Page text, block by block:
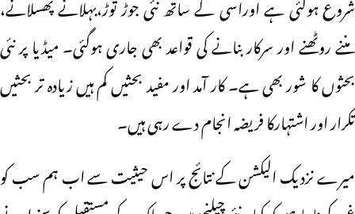
مننے روٹھنے اور سرکار بنانے کی قواعد بھی جاری ہوگئی۔ میڈیا پر نئی
بحثوں کا شور بھی ہے۔ کار آمد اور مفید بحثیں کم ہیں زیادہ تر بحثیں
تکرار اور اشتہارکا فریضہ انجام دے رہی ہیں۔
میرے نزدیک الیکشن کے نتائج پر اس حیثیت سے اب ہم سب کو